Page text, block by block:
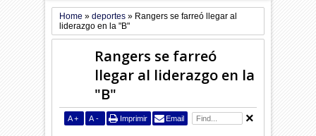
Home »deportes » Rangers se farreó llegar al
liderazgo en la "B"
Rangers se farreó
llegar al liderazgo en la
"B"
A + A - Imprimir Email